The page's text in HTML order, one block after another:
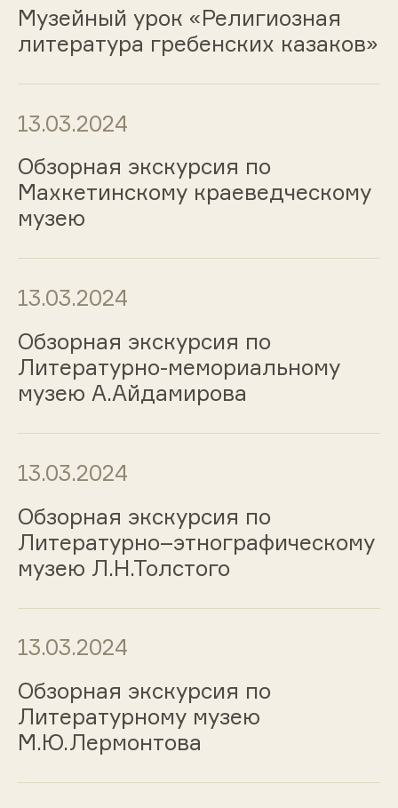
Музейный урок «Религиозная
литература гребенских казаков»
13.03.2024
Обзорная экскурсия по
Махкетинскому краеведческому
музею
13.03.2024
Обзорная экскурсия по
Литературно-мемориальному
музею А.Айдамирова
13.03.2024
Обзорная экскурсия по
Литературно–этнографическому
музею Л.Н.Толстого
13.03.2024
Обзорная экскурсия по
Литературному музею
М.Ю.Лермонтова